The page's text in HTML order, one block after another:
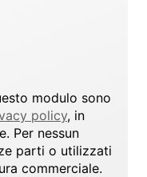
modulo sono
policy, in
Per nessun
parti o utilizzati
commerciale.